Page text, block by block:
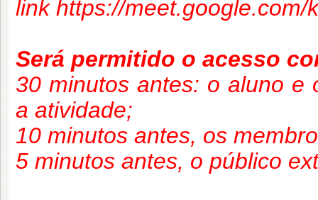
link https://meet.google.com/
Será permitido o acesso
30 minutos antes: o aluno e
a atividade;
10 minutos antes, os
5 minutos antes, o público